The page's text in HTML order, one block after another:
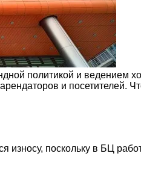
политикой и ведением
и посетителей.
поскольку в БЦ